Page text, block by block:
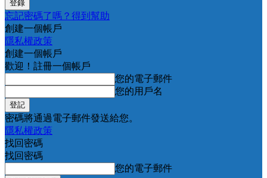
忘記密碼了嗎？得到幫助
創建一個帳戶
隱私權政策
創建一個帳戶
歡迎！註冊一個帳戶
您的電子郵件
您的用戶名
密碼將通過電子郵件發送給您。
隱私權政策
找回密碼
找回密碼
您的電子郵件